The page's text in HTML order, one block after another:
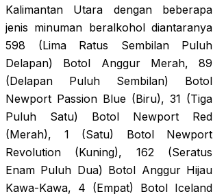
Kalimantan Utara dengan beberapa
jenis minuman beralkohol diantaranya
598 (Lima Ratus Sembilan Puluh
Delapan) Botol Anggur Merah, 89
(Delapan Puluh Sembilan) Botol
Newport Passion Blue (Biru), 31 (Tiga
Puluh Satu) Botol Newport Red
(Merah), 1 (Satu) Botol Newport
Revolution (Kuning), 162 (Seratus
Enam Puluh Dua) Botol Anggur Hijau
Kawa-Kawa, 4 (Empat) Botol Iceland